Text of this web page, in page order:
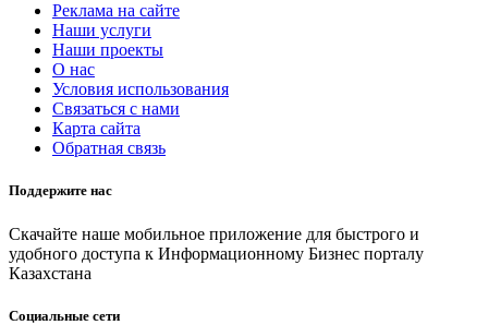
Реклама на сайте
Наши услуги
Наши проекты
О нас
Условия использования
Связаться с нами
Карта сайта
Обратная связь
Поддержите нас
Скачайте наше мобильное приложение для быстрого и
удобного доступа к Информационному Бизнес порталу
Казахстана
Социальные сети